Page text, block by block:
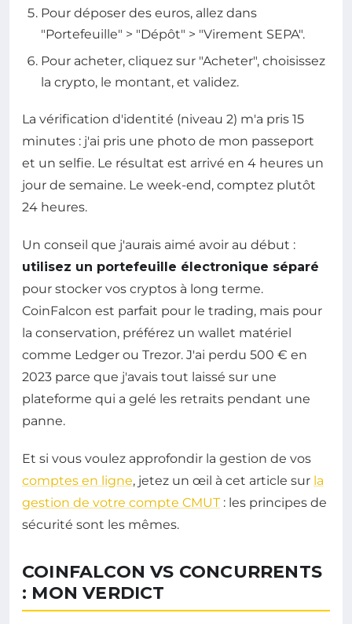
Pour déposer des euros, allez dans
"Portefeuille" > "Dépôt" > "Virement SEPA".
Pour acheter, cliquez sur "Acheter", choisissez
la crypto, le montant, et validez.
La vérification d'identité (niveau 2) m'a pris 15
minutes : j'ai pris une photo de mon passeport
et un selfie. Le résultat est arrivé en 4 heures un
jour de semaine. Le week-end, comptez plutôt
24 heures.
Un conseil que j'aurais aimé avoir au début :
utilisez un portefeuille électronique séparé
pour stocker vos cryptos à long terme.
CoinFalcon est parfait pour le trading, mais pour
la conservation, préférez un wallet matériel
comme Ledger ou Trezor. J'ai perdu 500 € en
2023 parce que j'avais tout laissé sur une
plateforme qui a gelé les retraits pendant une
panne.
Et si vous voulez approfondir la gestion de vos
comptes en ligne, jetez un œil à cet article sur la
gestion de votre compte CMUT: les principes de
sécurité sont les mêmes.
COINFALCON VS CONCURRENTS
: MON VERDICT